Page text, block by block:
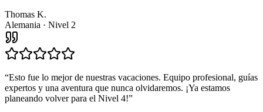
Thomas K.
Alemania · Nivel 2
“Esto fue lo mejor de nuestras vacaciones. Equipo profesional, guías
expertos y una aventura que nunca olvidaremos. ¡Ya estamos
planeando volver para el Nivel 4!”